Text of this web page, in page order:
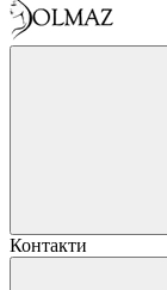
Контакти